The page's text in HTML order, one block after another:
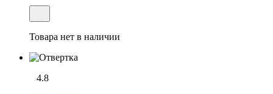
Товара нет в наличии
4.8